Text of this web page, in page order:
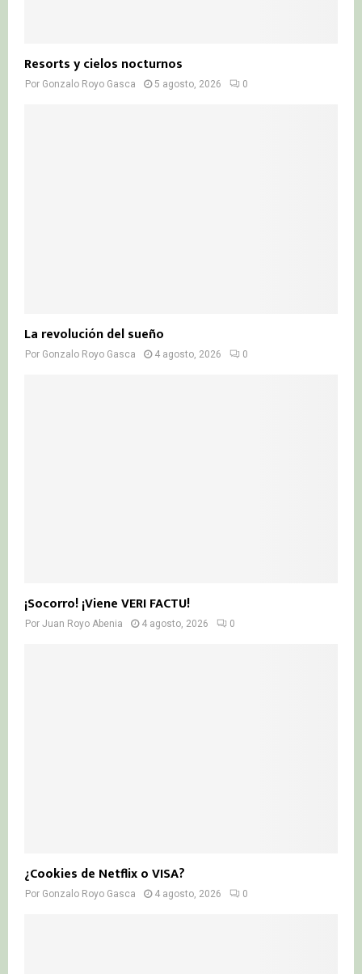
Resorts y cielos nocturnos
Por Gonzalo Royo Gasca 5 agosto, 2026 0
La revolución del sueño
Por Gonzalo Royo Gasca 4 agosto, 2026 0
¡Socorro! ¡Viene VERI FACTU!
Por Juan Royo Abenia 4 agosto, 2026 0
¿Cookies de Netflix o VISA?
Por Gonzalo Royo Gasca 4 agosto, 2026 0